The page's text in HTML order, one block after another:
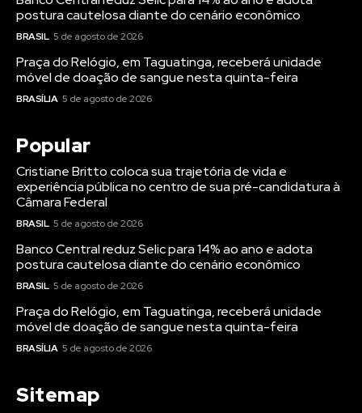
postura cautelosa diante do cenário econômico
BRASIL 5 de agosto de 2026
Praça do Relógio, em Taguatinga, receberá unidade
móvel de doação de sangue nesta quinta-feira
BRASÍLIA 5 de agosto de 2026
Popular
Cristiane Britto coloca sua trajetória de vida e
experiência pública no centro de sua pré-candidatura à
Câmara Federal
BRASIL 5 de agosto de 2026
Banco Central reduz Selic para 14% ao ano e adota
postura cautelosa diante do cenário econômico
BRASIL 5 de agosto de 2026
Praça do Relógio, em Taguatinga, receberá unidade
móvel de doação de sangue nesta quinta-feira
BRASÍLIA 5 de agosto de 2026
Sitemap